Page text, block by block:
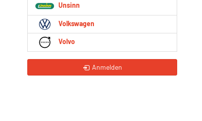
Unsinn
Volkswagen
Volvo
Anmelden